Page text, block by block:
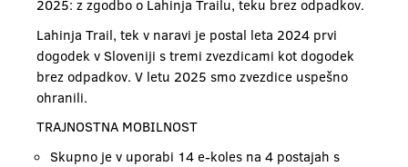
2025: z zgodbo o Lahinja Trailu, teku brez odpadkov.
Lahinja Trail, tek v naravi je postal leta 2024 prvi
dogodek v Sloveniji s tremi zvezdicami kot dogodek
brez odpadkov. V letu 2025 smo zvezdice uspešno
ohranili.
TRAJNOSTNA MOBILNOST
Skupno je v uporabi 14 e-koles na 4 postajah s